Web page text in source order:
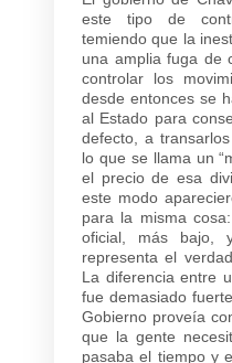
este tipo de
temiendo que la
una amplia fuga de
controlar los
desde entonces se
al Estado para
defecto, a
lo que se llama un
el precio de esa
este modo
para la misma
oficial, más bajo,
representa el
La diferencia entre
fue demasiado
Gobierno proveía
que la gente
pasaba el tiempo y